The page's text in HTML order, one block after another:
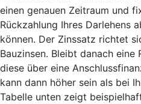
einen genauen Zeitraum und
Rückzahlung Ihres Darlehens
können. Der Zinssatz richtet
Bauzinsen. Bleibt danach eine
diese über eine
kann dann höher sein als bei
Tabelle unten zeigt